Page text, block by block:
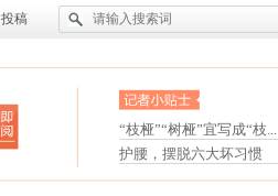
投稿
眼白变红或是结膜下出血
“枝桠”“树桠”宜写成“枝...
夏天缓解疲劳有三招
护腰，摆脱六大坏习惯
受伤了冰敷还是热敷